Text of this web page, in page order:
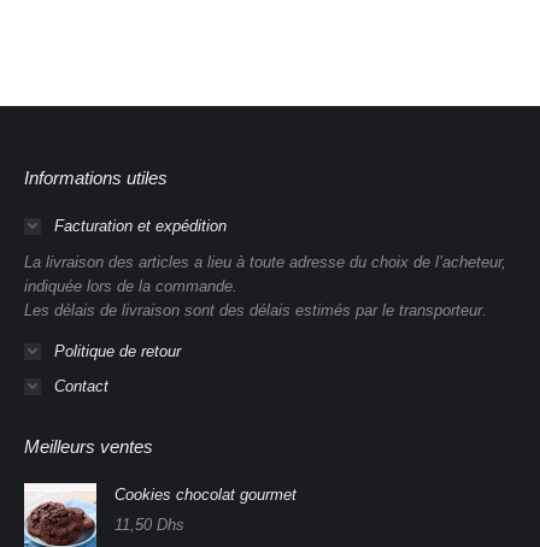
Informations utiles
Facturation et expédition
La livraison des articles a lieu à toute adresse du choix de l’acheteur,
indiquée lors de la commande.
Les délais de livraison sont des délais estimés par le transporteur.
Politique de retour
Contact
Meilleurs ventes
Cookies chocolat gourmet
11,50 Dhs